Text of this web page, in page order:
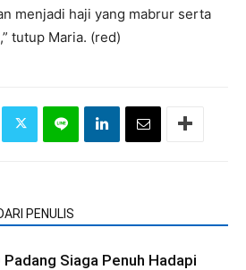
menjadi haji yang mabrur serta
tutup Maria. (red)
PENULIS
Padang Siaga Penuh Hadapi